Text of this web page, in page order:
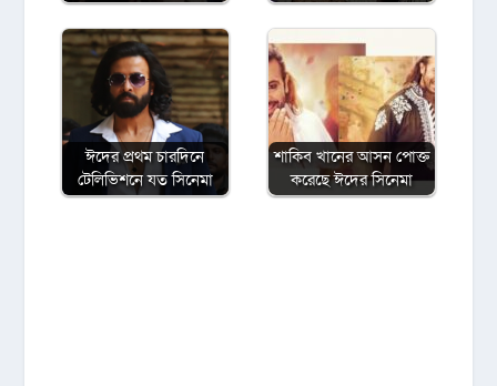
ঈদের প্রথম চারদিনে
টেলিভিশনে যত সিনেমা
শাকিব খানের আসন পোক্ত
করেছে ঈদের সিনেমা